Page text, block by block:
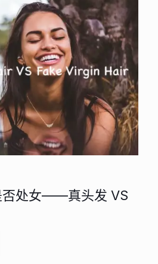
否处女——真头发 VS